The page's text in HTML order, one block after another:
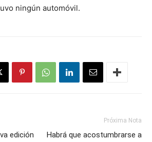
ningún automóvil.
edición
Próxima Nota
Habrá que acostumbrarse a